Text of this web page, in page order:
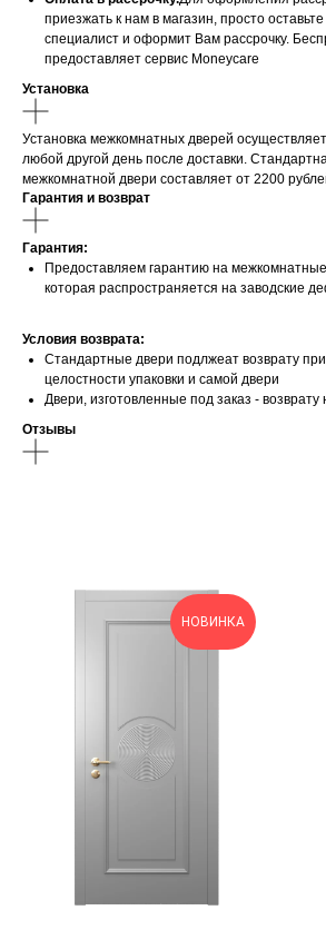
приезжать к нам в магазин, просто
специалист и оформит Вам рассрочку.
предоставляет сервис Moneycare
Установка
Установка межкомнатных дверей
любой другой день после доставки.
межкомнатной двери составляет от 2200
Гарантия и возврат
Гарантия:
Предоставляем гарантию на межкомнатные
которая распространяется на заводские
Условия возврата:
Стандартные двери подлжеат возврату
целостности упаковки и самой двери
Двери, изготовленные под заказ -
Отзывы
НОВИНКА